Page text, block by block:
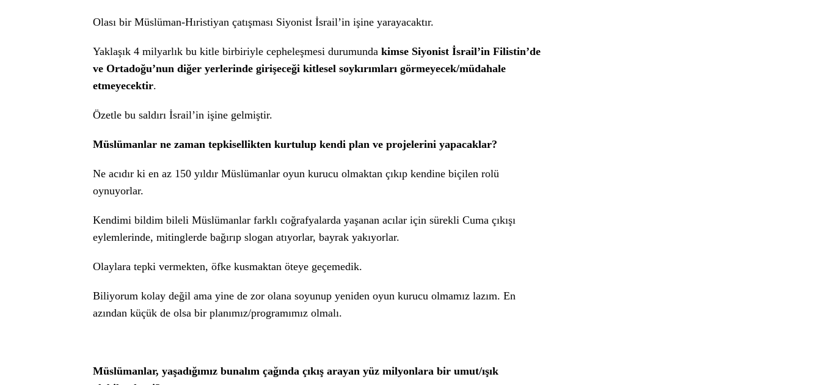
Olası bir Müslüman-Hıristiyan çatışması Siyonist İsrail’in işine yarayacaktır.
Yaklaşık 4 milyarlık bu kitle birbiriyle cepheleşmesi durumunda kimse Siyonist İsrail’in Filistin’de
ve Ortadoğu’nun diğer yerlerinde girişeceği kitlesel soykırımları görmeyecek/müdahale
etmeyecektir.
Özetle bu saldırı İsrail’in işine gelmiştir.
Müslümanlar ne zaman tepkisellikten kurtulup kendi plan ve projelerini yapacaklar?
Ne acıdır ki en az 150 yıldır Müslümanlar oyun kurucu olmaktan çıkıp kendine biçilen rolü
oynuyorlar.
Kendimi bildim bileli Müslümanlar farklı coğrafyalarda yaşanan acılar için sürekli Cuma çıkışı
eylemlerinde, mitinglerde bağırıp slogan atıyorlar, bayrak yakıyorlar.
Olaylara tepki vermekten, öfke kusmaktan öteye geçemedik.
Biliyorum kolay değil ama yine de zor olana soyunup yeniden oyun kurucu olmamız lazım. En
azından küçük de olsa bir planımız/programımız olmalı.
Müslümanlar, yaşadığımız bunalım çağında çıkış arayan yüz milyonlara bir umut/ışık